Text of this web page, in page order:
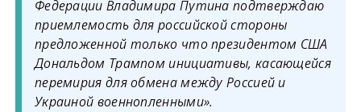
Федерации Владимира Путина подтверждаю
приемлемость для российской стороны
предложенной только что президентом США
Дональдом Трампом инициативы, касающейся
перемирия для обмена между Россией и
Украиной военнопленными».